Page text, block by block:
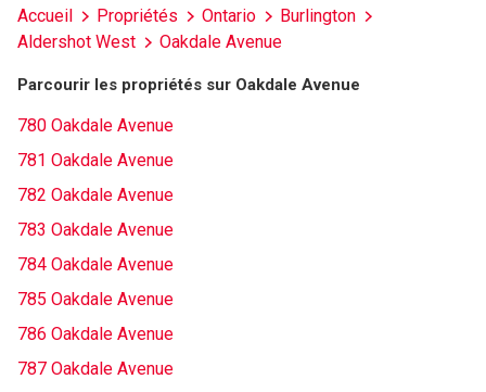
Accueil Propriétés Ontario
Burlington
Aldershot West
Oakdale Avenue
Parcourir les propriétés sur Oakdale Avenue
780 Oakdale Avenue
781 Oakdale Avenue
782 Oakdale Avenue
783 Oakdale Avenue
784 Oakdale Avenue
785 Oakdale Avenue
786 Oakdale Avenue
787 Oakdale Avenue